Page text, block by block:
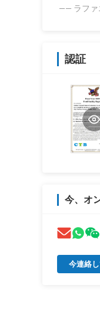
—— ラファ
認証
今、オ
今連絡